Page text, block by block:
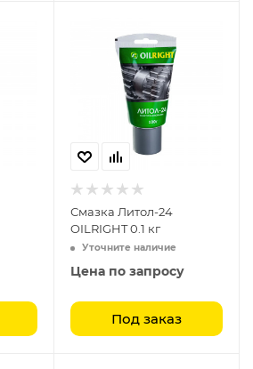
Смазка Литол-24
OILRIGHT 0.1 кг
Уточните наличие
Цена по запросу
Под заказ